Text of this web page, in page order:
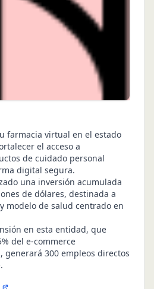
farmacia virtual en el estado
el acceso a
de cuidado personal
digital segura.
una inversión acumulada
de dólares, destinada a
modelo de salud centrado en
en esta entidad, que
del e-commerce
generará 300 empleos directos